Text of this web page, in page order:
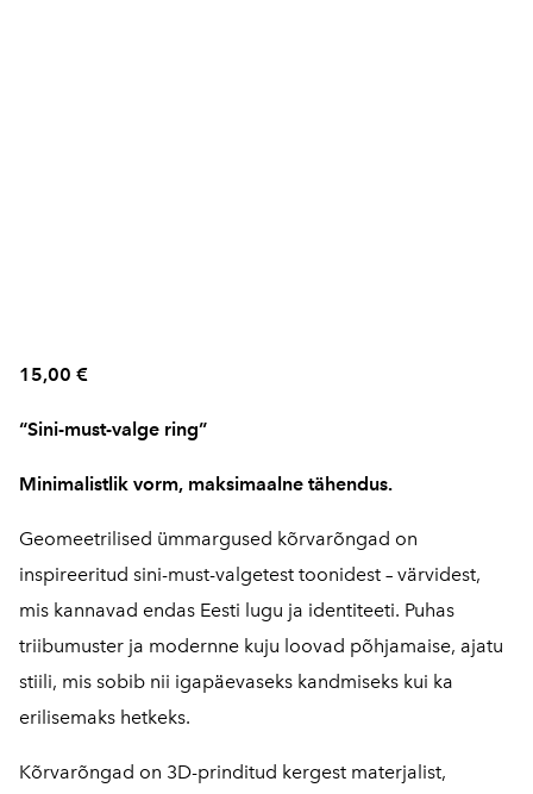
15,00 €
“Sini-must-valge ring”
Minimalistlik vorm, maksimaalne tähendus.
Geomeetrilised ümmargused kõrvarõngad on
inspireeritud sini-must-valgetest toonidest – värvidest,
mis kannavad endas Eesti lugu ja identiteeti. Puhas
triibumuster ja modernne kuju loovad põhjamaise, ajatu
stiili, mis sobib nii igapäevaseks kandmiseks kui ka
erilisemaks hetkeks.
Kõrvarõngad on 3D-prinditud kergest materjalist,